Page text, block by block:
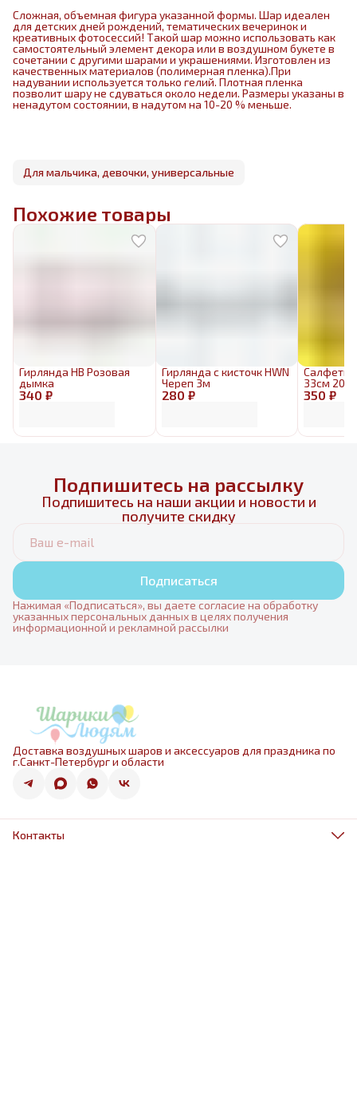
Сложная, объемная фигура указанной формы. Шар идеален
для детских дней рождений, тематических вечеринок и
креативных фотосессий! Такой шар можно использовать как
самостоятельный элемент декора или в воздушном букете в
сочетании с другими шарами и украшениями. Изготовлен из
качественных материалов (полимерная пленка).При
надувании используется только гелий. Плотная пленка
позволит шару не сдуваться около недели. Размеры указаны в
ненадутом состоянии, в надутом на 10-20 % меньше.
Для мальчика, девочки, универсальные
Похожие товары
340 ₽
Гирлянда HB Розовая
дымка
280 ₽
Гирлянда с кисточк HWN
Череп 3м
350 ₽
33см
Подпишитесь на рассылку
Подпишитесь на наши акции и новости и
получите скидку
Подписаться
Нажимая «Подписаться», вы даете согласие на обработку
указанных персональных данных в целях получения
информационной и рекламной рассылки
Доставка воздушных шаров и аксессуаров для праздника по
г.Санкт-Петербург и области
Контакты